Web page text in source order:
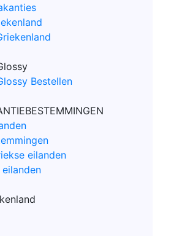
Bestellen
eilanden
eilanden